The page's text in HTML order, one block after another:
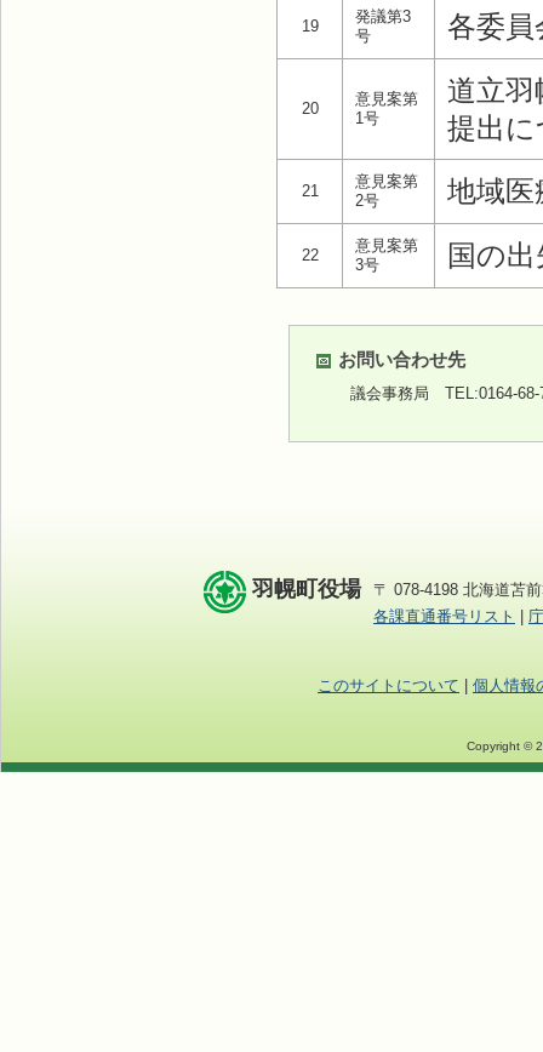
19
発議第3
号
各委
20
意見案第
1号
道立
提出
21
意見案第
2号
地域
22
意見案第
3号
国の
お問い合わせ先
議会事務局 TEL:0164-
羽幌町役場
〒 078-4198 北海道苫
各課直通番号リスト
このサイトについて 個人情報
Copyright ©